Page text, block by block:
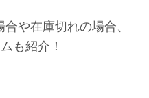
や在庫切れの場合、
も紹介！